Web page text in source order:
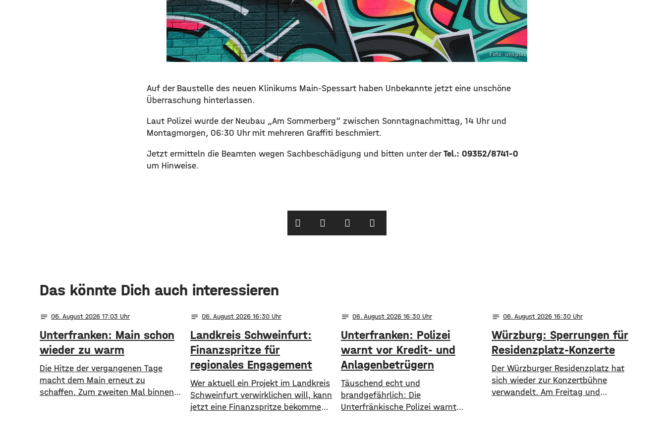
Foto: unsplash.com
Auf der Baustelle des neuen Klinikums Main-Spessart haben Unbekannte jetzt eine unschöne
Überraschung hinterlassen.
Laut Polizei wurde der Neubau „Am Sommerberg“ zwischen Sonntagnachmittag, 14 Uhr und
Montagmorgen, 06:30 Uhr mit mehreren Graffiti beschmiert.
Jetzt ermitteln die Beamten wegen Sachbeschädigung und bitten unter derTel.: 09352/8741-0
um Hinweise.
Das könnte Dich auch interessieren
notes 06. August 2026 17:03
Unterfranken: Main schon
wieder zu warm
Die Hitze der vergangenen Tage
macht dem Main erneut zu
schaffen. Zum zweiten Mal binnen
notes 06. August 2026 16:30
Landkreis Schweinfurt:
Finanzspritze für
regionales Engagement
Wer aktuell ein Projekt im Landkreis
Schweinfurt verwirklichen will, kann
jetzt eine Finanzspritze bekommen.
notes 06. August 2026 16:30
Unterfranken: Polizei
warnt vor Kredit- und
Anlagenbetrügern
​​Täuschend echt und
brandgefährlich: Die
Unterfränkische Polizei warnt
notes 06. August 2026 16:30
Würzburg: Sperrungen für
Residenzplatz-Konzerte
Der Würzburger Residenzplatz hat
sich wieder zur Konzertbühne
verwandelt. Am Freitag und